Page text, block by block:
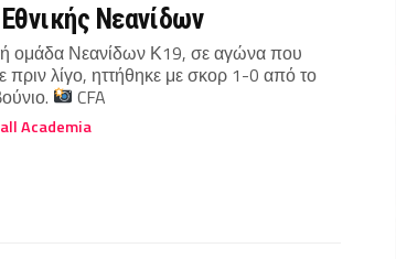
Νεανίδων
ομάδα Νεανίδων Κ19, σε αγώνα που
πριν λίγο, ηττήθηκε με σκορ 1-0 από το
CFA
Academia